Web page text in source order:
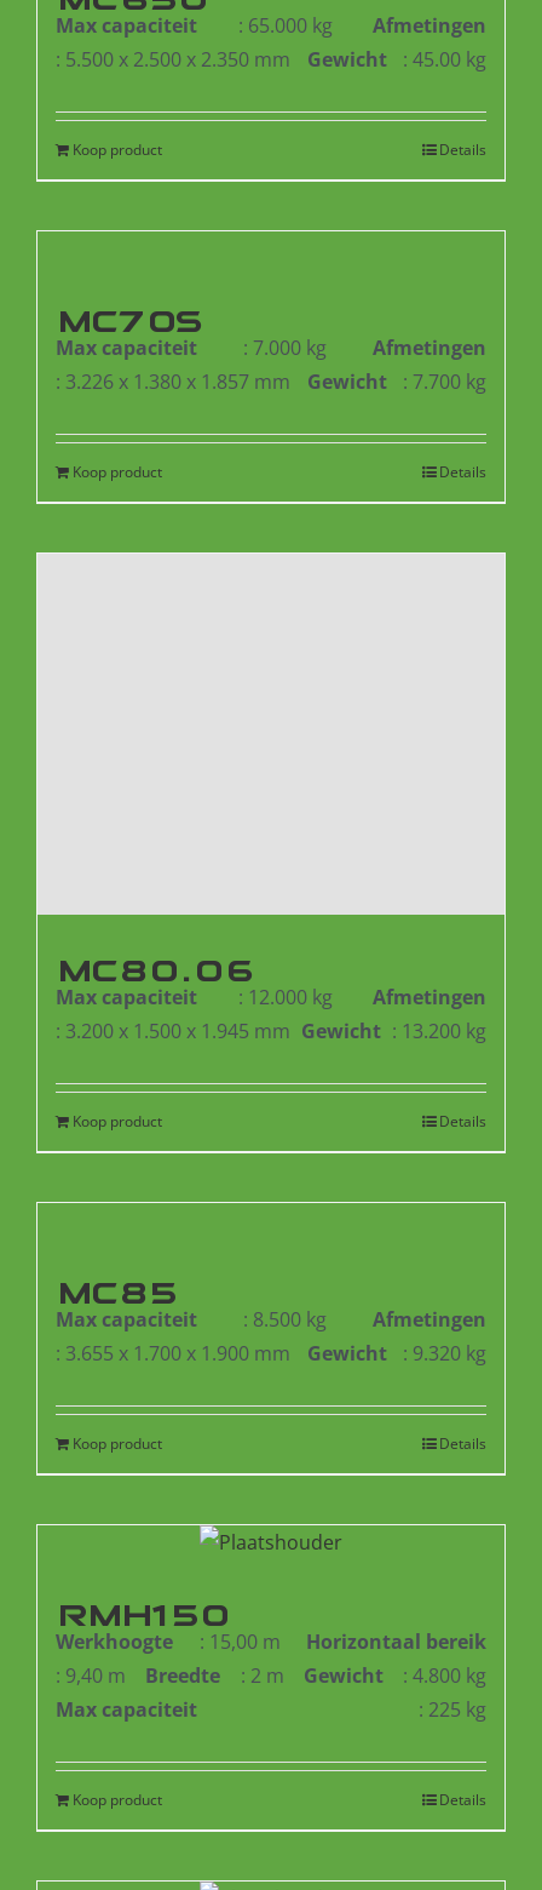
Max capaciteit : 65.000 kg
Afmetingen
: 5.500 x 2.500 x 2.350 mm
Gewicht : 45.00 kg
Koop product Details
MC70S
Max capaciteit : 7.000 kg
Afmetingen
: 3.226 x 1.380 x 1.857 mm
Gewicht : 7.700 kg
Koop product Details
MC80.06
Max capaciteit : 12.000 kg
Afmetingen
: 3.200 x 1.500 x 1.945 mm Gewicht : 13.200 kg
Koop product Details
MC85
Max capaciteit : 8.500 kg
Afmetingen
: 3.655 x 1.700 x 1.900 mm
Gewicht : 9.320 kg
Koop product Details
RMH150
Werkhoogte : 15,00 m
Horizontaal bereik
: 9,40 m
Breedte : 2 m Gewicht
: 4.800 kg
Max capaciteit
: 225 kg
Koop product Details